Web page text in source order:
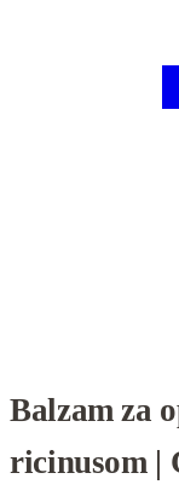
Balzam za
ricinusom |